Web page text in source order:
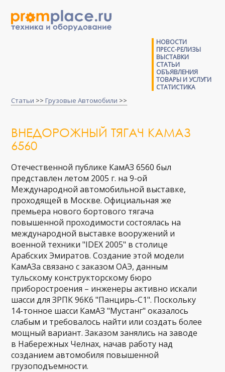
НОВОСТИ
ПРЕСС-РЕЛИЗЫ
ВЫСТАВКИ
СТАТЬИ
ОБЪЯВЛЕНИЯ
ТОВАРЫ И УСЛУГИ
СТАТИСТИКА
Статьи >> Грузовые Автомобили >>
ВНЕДОРОЖНЫЙ ТЯГАЧ КАМАЗ
6560
Отечественной публике КамАЗ 6560 был
представлен летом 2005 г. на 9-ой
Международной автомобильной выставке,
проходящей в Москве. Официальная же
премьера нового бортового тягача
повышенной проходимости состоялась на
международной выставке вооружений и
военной техники "IDEX 2005" в столице
Арабских Эмиратов. Создание этой модели
КамАЗа связано с заказом ОАЭ, данным
тульскому конструкторскому бюро
приборостроения – инженеры активно искали
шасси для ЗРПК 96К6 "Панцирь-С1". Поскольку
14-тонное шасси КамАЗ "Мустанг" оказалось
слабым и требовалось найти или создать более
мощный вариант. Заказом занялись на заводе
в Набережных Челнах, начав работу над
созданием автомобиля повышенной
грузоподъемности.